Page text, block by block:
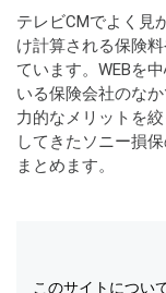
テレビCMでよく見
け計算される保険
ています。WEBを
いる保険会社のな
力的なメリットを
してきたソニー損
まとめます。
このサイトについ